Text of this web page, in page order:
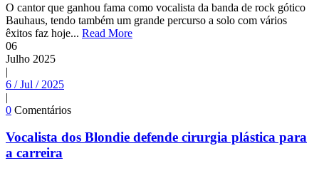
O cantor que ganhou fama como vocalista da banda de rock gótico
Bauhaus, tendo também um grande percurso a solo com vários
êxitos faz hoje... Read More
06
Julho 2025
|
6 / Jul / 2025
|
0 Comentários
Vocalista dos Blondie defende cirurgia plástica para
a carreira